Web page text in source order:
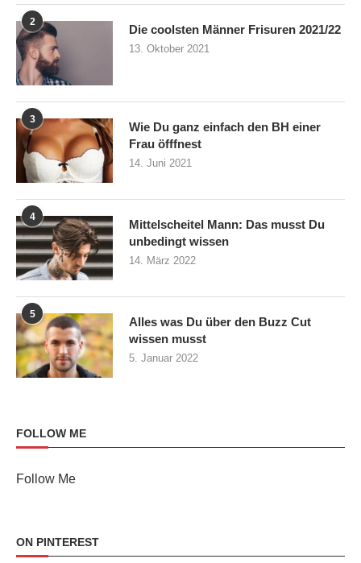
2
Die coolsten Männer Frisuren 2021/22
13. Oktober 2021
3
Wie Du ganz einfach den BH einer
Frau öfffnest
14. Juni 2021
4
Mittelscheitel Mann: Das musst Du
unbedingt wissen
14. März 2022
5
Alles was Du über den Buzz Cut
wissen musst
5. Januar 2022
FOLLOW ME
Follow Me
ON PINTEREST